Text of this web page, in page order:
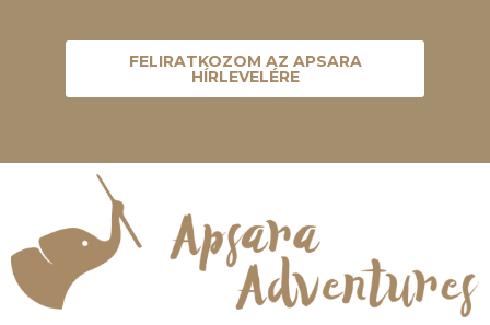
FELIRATKOZOM AZ APSARA
HÍRLEVELÉRE